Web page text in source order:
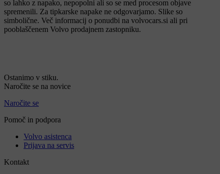
so lahko z napako, nepopolni ali so se med procesom objave
spremenili. Za tipkarske napake ne odgovarjamo. Slike so
simbolične. Več informacij o ponudbi na volvocars.si ali pri
pooblaščenem Volvo prodajnem zastopniku.